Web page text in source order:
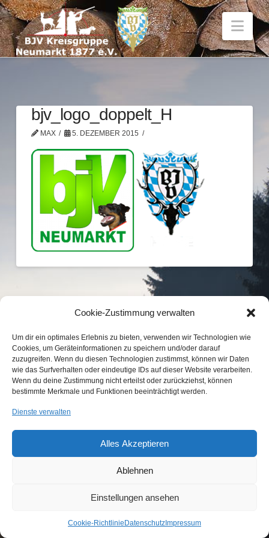
Cookie-Zustimmung verwalten
Um dir ein optimales Erlebnis zu bieten, verwenden wir Technologien wie
Cookies, um Geräteinformationen zu speichern und/oder darauf
zuzugreifen. Wenn du diesen Technologien zustimmst, können wir Daten
wie das Surfverhalten oder eindeutige IDs auf dieser Website verarbeiten.
Wenn du deine Zustimmung nicht erteilst oder zurückziehst, können
bestimmte Merkmale und Funktionen beeinträchtigt werden.
Dienste verwalten
Alles Akzeptieren
Ablehnen
Einstellungen ansehen
Cookie-Richtlinie Datenschutz Impressum
bjv_logo_doppelt_H
MAX 5. DEZEMBER 2015
KONTAKT IMPRESSUM
DATENSCHUTZ
COOKIE-RICHTLINIE (EU)
...etwas Interessantes gefunden?
unsere Seite ein!
© 2015 BJV Neumarkt